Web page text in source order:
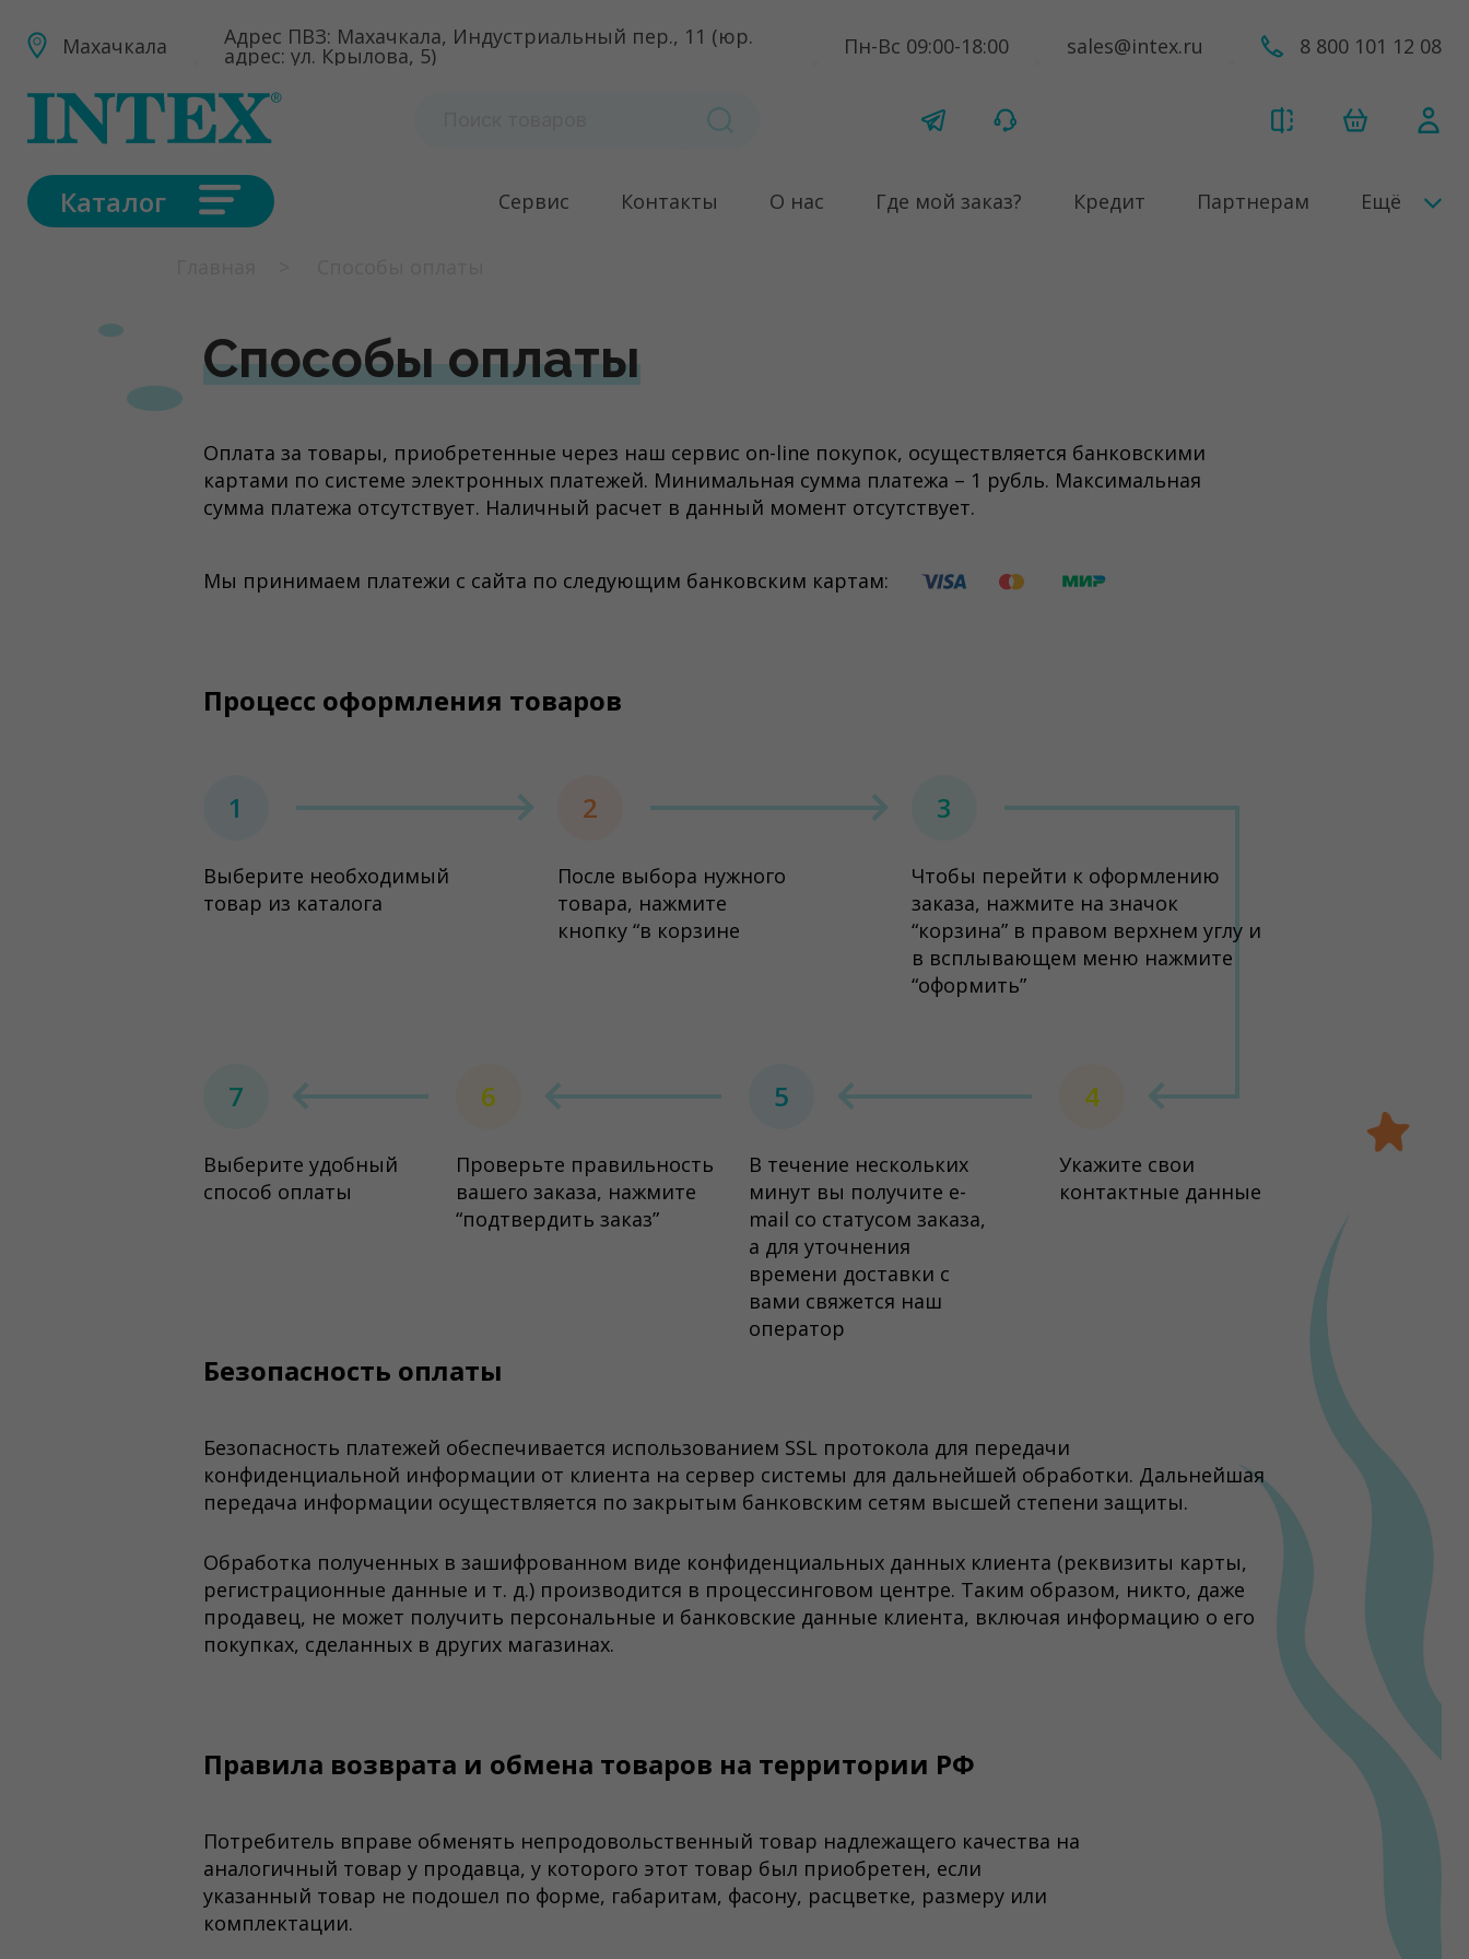
Махачкала Адрес ПВЗ: Махачкала, Индустриальный пер., 11 (юр.
адрес: ул. Крылова, 5) Пн-Вс 09:00-18:00 sales@intex.ru 8 800 101 12 08
Каталог Сервис Контакты О нас Где мой заказ? Кредит Партнерам Ещё
Способы оплаты
Оплата за товары, приобретенные через наш сервис on-line покупок, осуществляется банковскими
картами по системе электронных платежей. Минимальная сумма платежа – 1 рубль. Максимальная
сумма платежа отсутствует. Наличный расчет в данный момент отсутствует.
Мы принимаем платежи с сайта по следующим банковским картам:
Процесс оформления товаров
1
Выберите необходимый
товар из каталога
2
После выбора нужного
товара, нажмите
кнопку “в корзине
3
Чтобы перейти к оформлению
заказа, нажмите на значок
“корзина” в правом верхнем углу и
в всплывающем меню нажмите
“оформить”
4
Укажите свои
контактные данные
5
В течение нескольких
минут вы получите e-
mail со статусом заказа,
а для уточнения
времени доставки с
вами свяжется наш
оператор
6
Проверьте правильность
вашего заказа, нажмите
“подтвердить заказ”
7
Выберите удобный
способ оплаты
Безопасность оплаты
Безопасность платежей обеспечивается использованием SSL протокола для передачи
конфиденциальной информации от клиента на сервер системы для дальнейшей обработки. Дальнейшая
передача информации осуществляется по закрытым банковским сетям высшей степени защиты.
Обработка полученных в зашифрованном виде конфиденциальных данных клиента (реквизиты карты,
регистрационные данные и т. д.) производится в процессинговом центре. Таким образом, никто, даже
продавец, не может получить персональные и банковские данные клиента, включая информацию о его
покупках, сделанных в других магазинах.
Правила возврата и обмена товаров на территории РФ
Потребитель вправе обменять непродовольственный товар надлежащего качества на
аналогичный товар у продавца, у которого этот товар был приобретен, если
указанный товар не подошел по форме, габаритам, фасону, расцветке, размеру или
комплектации.